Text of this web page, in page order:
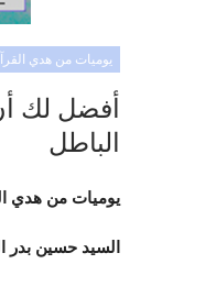
يوميات من هدي
أفضل لك
الباطل
يوميات من هدي
السيد حسين بدر